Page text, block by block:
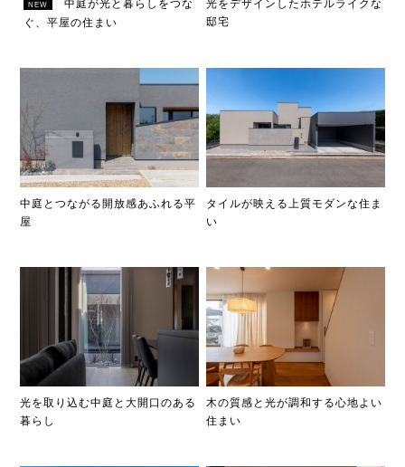
NEW
中庭が光と暮らしをつな
ぐ、平屋の住まい
光をデザインしたホテルライクな
邸宅
中庭とつながる開放感あふれる平
屋
タイルが映える上質モダンな住ま
い
光を取り込む中庭と大開口のある
暮らし
木の質感と光が調和する心地よい
住まい